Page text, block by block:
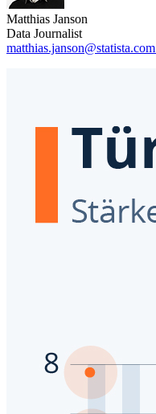
Matthias Janson
Data Journalist
matthias.janson@statista.com